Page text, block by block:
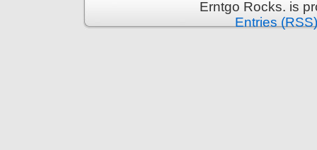
Erntgo Rocks. is
Entries (RSS)